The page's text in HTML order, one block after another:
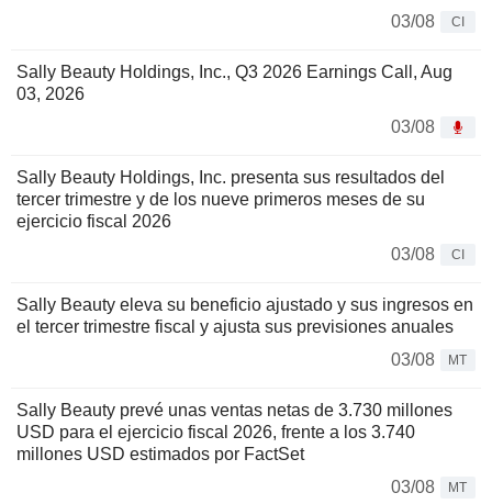
03/08
CI
Sally Beauty Holdings, Inc., Q3 2026 Earnings Call, Aug
03, 2026
03/08
Sally Beauty Holdings, Inc. presenta sus resultados del
tercer trimestre y de los nueve primeros meses de su
ejercicio fiscal 2026
03/08
CI
Sally Beauty eleva su beneficio ajustado y sus ingresos en
el tercer trimestre fiscal y ajusta sus previsiones anuales
03/08
MT
Sally Beauty prevé unas ventas netas de 3.730 millones
USD para el ejercicio fiscal 2026, frente a los 3.740
millones USD estimados por FactSet
03/08
MT